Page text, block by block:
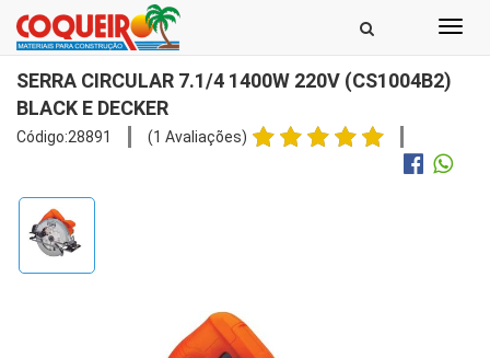
SERRA CIRCULAR 7.1/4 1400W 220V (CS1004B2)
BLACK E DECKER
Código:28891 (1 Avaliações)